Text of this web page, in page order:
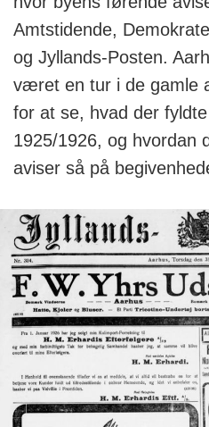
Amtstidende,
og Jyllands-Posten.
været en tur i de gamle
for at se, hvad der
1925/1926, og hvordan
aviser så på